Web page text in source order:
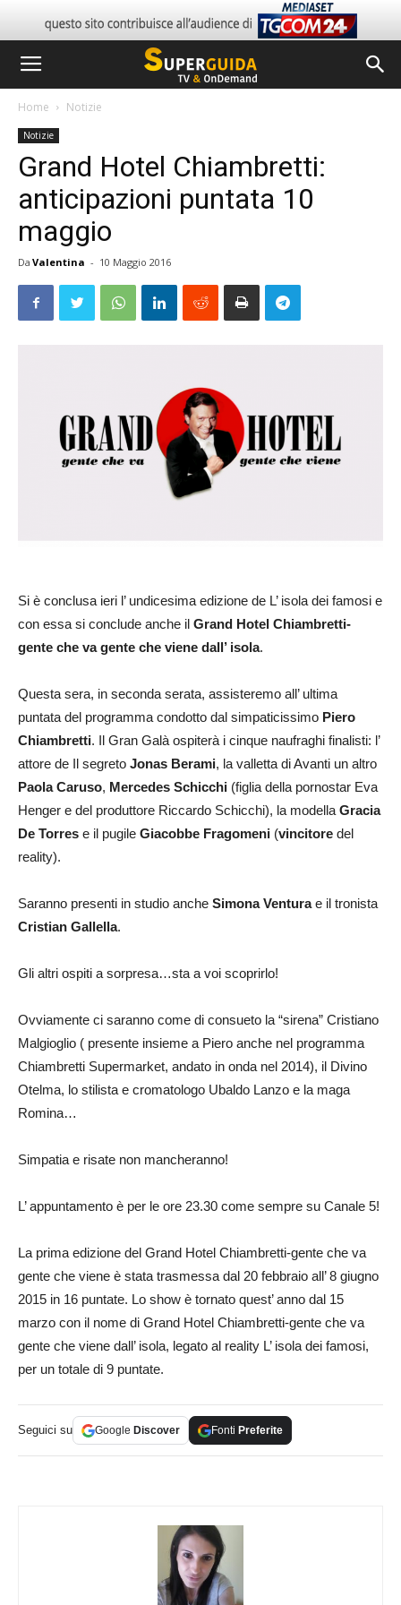
Home Notizie
Notizie
Grand Hotel Chiambretti:
anticipazioni puntata 10
maggio
Da Valentina - 10 Maggio 2016
Si è conclusa ieri l’ undicesima edizione de L’ isola dei famosi e
con essa si conclude anche il Grand Hotel Chiambretti-
gente che va gente che viene dall’ isola.
Questa sera, in seconda serata, assisteremo all’ ultima
puntata del programma condotto dal simpaticissimo Piero
Chiambretti. Il Gran Galà ospiterà i cinque naufraghi finalisti: l’
attore de Il segreto Jonas Berami, la valletta di Avanti un altro
Paola Caruso, Mercedes Schicchi (figlia della pornostar Eva
Henger e del produttore Riccardo Schicchi), la modella Gracia
De Torres e il pugile Giacobbe Fragomeni (vincitore del
reality).
Saranno presenti in studio anche Simona Venturae il tronista
Cristian Gallella.
Gli altri ospiti a sorpresa…sta a voi scoprirlo!
Ovviamente ci saranno come di consueto la “sirena” Cristiano
Malgioglio ( presente insieme a Piero anche nel programma
Chiambretti Supermarket, andato in onda nel 2014), il Divino
Otelma, lo stilista e cromatologo Ubaldo Lanzo e la maga
Romina…
Simpatia e risate non mancheranno!
L’ appuntamento è per le ore 23.30 come sempre su Canale 5!
La prima edizione del Grand Hotel Chiambretti-gente che va
gente che viene è stata trasmessa dal 20 febbraio all’ 8 giugno
2015 in 16 puntate. Lo show è tornato quest’ anno dal 15
marzo con il nome di Grand Hotel Chiambretti-gente che va
gente che viene dall’ isola, legato al reality L’ isola dei famosi,
per un totale di 9 puntate.
Seguici su Google Discover Fonti Preferite